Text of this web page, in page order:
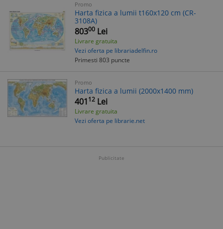
Promo
Harta fizica a lumii t160x120 cm (CR-
3108A)
80300 Lei
Livrare gratuita
Vezi oferta pe librariadelfin.ro
Primesti 803 puncte
Promo
Harta fizica a lumii (2000x1400 mm)
40112 Lei
Livrare gratuita
Vezi oferta pe librarie.net
Publicitate